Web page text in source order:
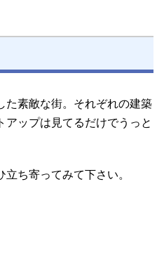
た素敵な街。それぞれの建築
ップは見てるだけでうっと
ち寄ってみて下さい。